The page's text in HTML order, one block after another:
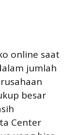
online saat
jumlah
besar
Center